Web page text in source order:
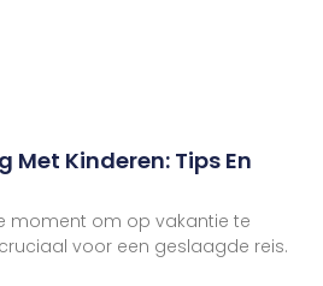
Kinderen: Tips En
moment om op vakantie te
voor een geslaagde reis.